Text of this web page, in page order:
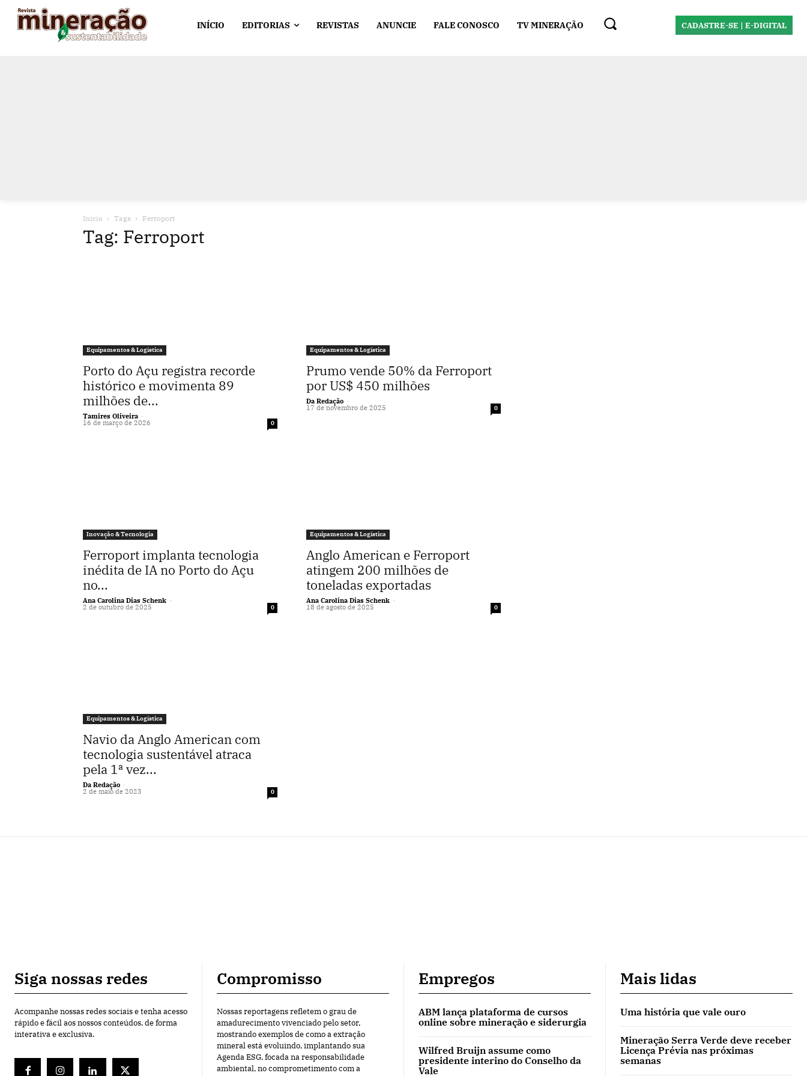
INÍCIO EDITORIAS REVISTAS ANUNCIE FALE CONOSCO TV MINERAÇÃO CADASTRE-SE | E-DIGITAL
Início Tags Ferroport
Tag: Ferroport
Equipamentos & Logística
Porto do Açu registra recorde
histórico e movimenta 89
milhões de...
Tamires Oliveira -
16 de março de 2026 0
Equipamentos & Logística
Prumo vende 50% da Ferroport
por US$ 450 milhões
Da Redação -
17 de novembro de 2025 0
Inovação & Tecnologia
Ferroport implanta tecnologia
inédita de IA no Porto do Açu
no...
Ana Carolina Dias Schenk -
2 de outubro de 2025 0
Equipamentos & Logística
Anglo American e Ferroport
atingem 200 milhões de
toneladas exportadas
Ana Carolina Dias Schenk -
18 de agosto de 2025 0
Equipamentos & Logística
Navio da Anglo American com
tecnologia sustentável atraca
pela 1ª vez...
Da Redação -
2 de maio de 2023 0
Siga nossas redes
Acompanhe nossas redes sociais e tenha acesso
rápido e fácil aos nossos conteúdos, de forma
interativa e exclusiva.
Compromisso
Nossas reportagens refletem o grau de
amadurecimento vivenciado pelo setor,
mostrando exemplos de como a extração
mineral está evoluindo, implantando sua
Agenda ESG, focada na responsabilidade
ambiental, no comprometimento com a
Empregos
ABM lança plataforma de cursos
online sobre mineração e siderurgia
Wilfred Bruijn assume como
presidente interino do Conselho da
Vale
Mais lidas
Uma história que vale ouro
Mineração Serra Verde deve receber
Licença Prévia nas próximas
semanas